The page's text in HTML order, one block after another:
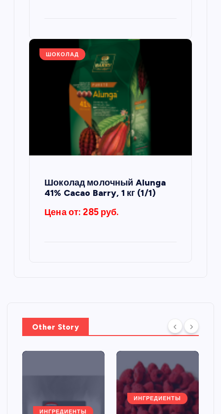
ШОКОЛАД
Шоколад молочный Alunga
41% Cacao Barry, 1 кг (1/1)
Цена от: 285 руб.
Other Story
ИНГРЕДИЕНТЫ
ИНГРЕДИЕНТЫ